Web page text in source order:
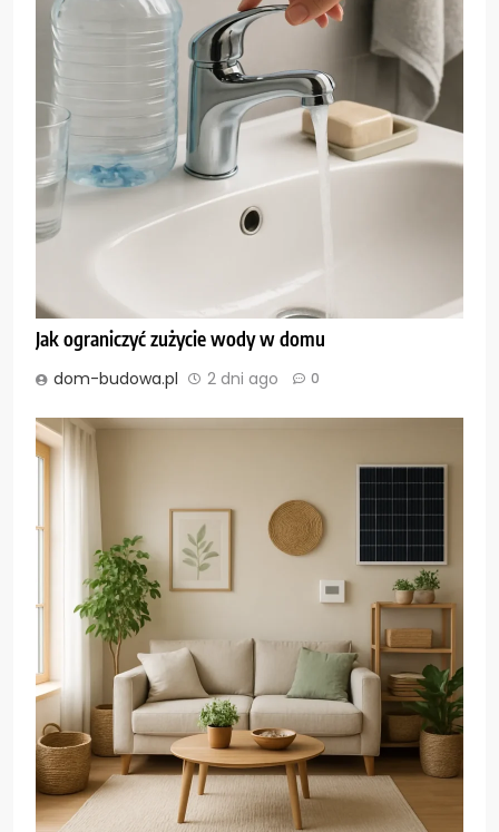
Jak ograniczyć zużycie wody w domu
dom-budowa.pl 2 dni ago 0